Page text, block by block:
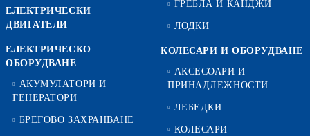
ЕЛЕКТРИЧЕСКИ
ДВИГАТЕЛИ
ЕЛЕКТРИЧЕСКО
ОБОРУДВАНЕ
АКУМУЛАТОРИ И
ГЕНЕРАТОРИ
БРЕГОВО ЗАХРАНВАНЕ
ГРЕБЛА И КАНДЖИ
ЛОДКИ
КОЛЕСАРИ И ОБОРУДВАНЕ
АКСЕСОАРИ И
ПРИНАДЛЕЖНОСТИ
ЛЕБЕДКИ
КОЛЕСАРИ